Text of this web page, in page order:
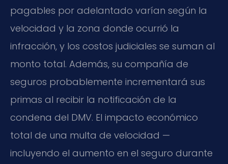
pagables por adelantado varían según la
velocidad y la zona donde ocurrió la
infracción, y los costos judiciales se suman al
monto total. Además, su compañía de
seguros probablemente incrementará sus
primas al recibir la notificación de la
condena del DMV. El impacto económico
total de una multa de velocidad —
incluyendo el aumento en el seguro durante